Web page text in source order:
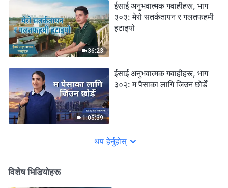
36:23
ईसाई अनुभवात्मक गवाहीहरू, भाग
३०३: मेरो सतर्कतापन र गलतफहमी
हटाइयो
1:05:39
ईसाई अनुभवात्मक गवाहीहरू, भाग
३०२: म पैसाका लागि जिउन छोडेँ
थप हेर्नुहोस्
विशेष भिडियोहरू